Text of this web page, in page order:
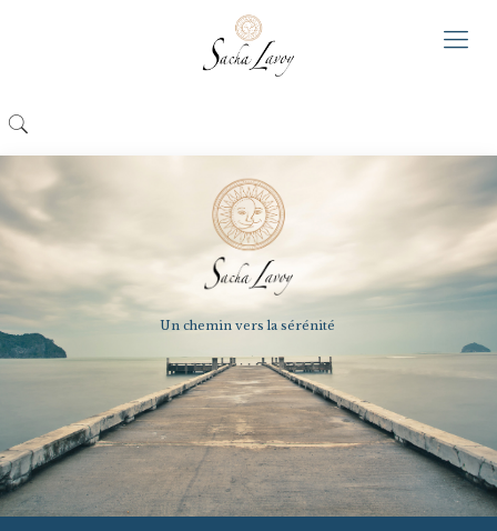
Un chemin vers la sérénité